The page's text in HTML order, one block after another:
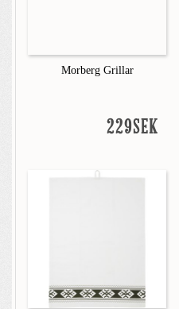
Morberg Grillar
229SEK